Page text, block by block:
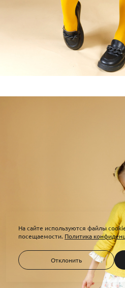
На сайте используются файлы
посещаемости. Политика
Отклонить